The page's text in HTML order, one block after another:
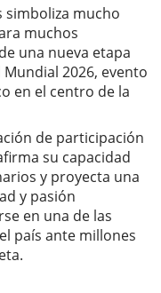
simboliza mucho
muchos
una nueva etapa
2026, evento
en el centro de la
de participación
su capacidad
y proyecta una
y pasión
en una de las
país ante millones